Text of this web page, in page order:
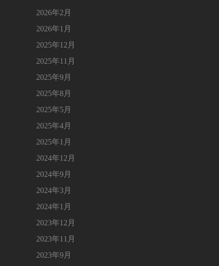
2026年2月
2026年1月
2025年12月
2025年11月
2025年9月
2025年8月
2025年5月
2025年4月
2025年1月
2024年12月
2024年9月
2024年3月
2024年1月
2023年12月
2023年11月
2023年9月